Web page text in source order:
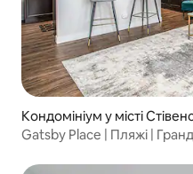
Кондомініум у місті
Gatsby Place | Пляжі |